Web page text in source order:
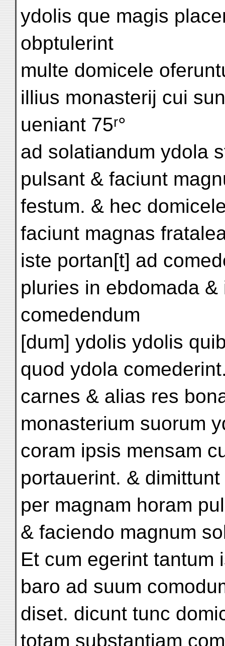
ydolis que magis
obptulerint
multe domicele
illius monasterij cui
ueniant 75ʳ°
ad solatiandum ydola
pulsant & faciunt
festum. & hec
faciunt magnas
iste portan[t] ad
pluries in ebdomada
comedendum
[dum] ydolis ydolis
quod ydola
carnes & alias res
monasterium suorum
coram ipsis mensam
portauerint. &
per magnam horam
& faciendo magnum
Et cum egerint tantum
baro ad suum
diset. dicunt tunc
totam substantiam